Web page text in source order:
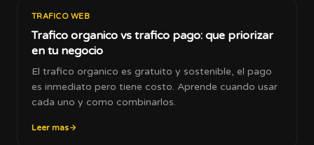
TRAFICO WEB
Trafico organico vs trafico pago: que priorizar
en tu negocio
El trafico organico es gratuito y sostenible, el pago
es inmediato pero tiene costo. Aprende cuando usar
cada uno y como combinarlos.
Leer mas